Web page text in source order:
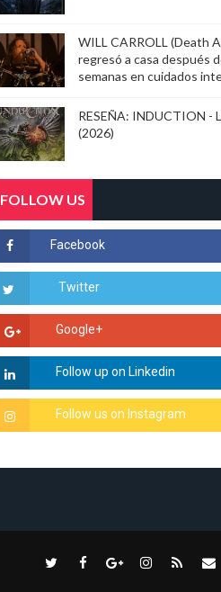
WILL CARROLL (Death
regresó a casa después
semanas en cuidados
RESEÑA: INDUCTION -
(2026)
FOLLOW US